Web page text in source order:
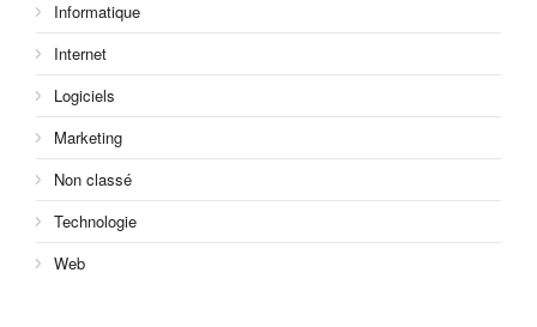
Informatique
Internet
Logiciels
Marketing
Non classé
Technologie
Web